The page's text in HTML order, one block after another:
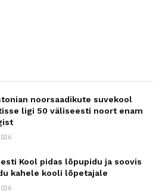
noorsaadikute suvekool
ligi 50 väliseesti noort enam
Kool pidas lõpupidu ja soovis
kahele kooli lõpetajale